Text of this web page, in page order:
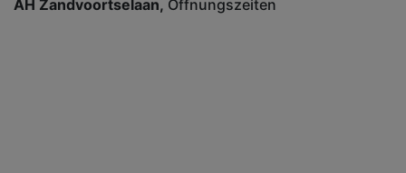
AH Zandvoortselaan Öffnungszeiten